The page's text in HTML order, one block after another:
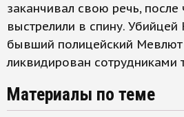
заканчивал свою речь, после
выстрелили в спину. Убийцей
бывший полицейский
ликвидирован сотрудниками
Материалы по теме